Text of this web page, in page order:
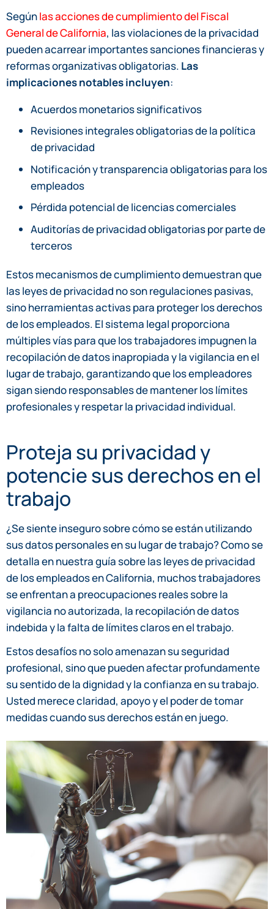
Segúnlas acciones de cumplimiento del Fiscal
General de California, las violaciones de la privacidad
pueden acarrear importantes sanciones financieras y
reformas organizativas obligatorias. Las
implicaciones notables incluyen:
Acuerdos monetarios significativos
Revisiones integrales obligatorias de la política
de privacidad
Notificación y transparencia obligatorias para los
empleados
Pérdida potencial de licencias comerciales
Auditorías de privacidad obligatorias por parte de
terceros
Estos mecanismos de cumplimiento demuestran que
las leyes de privacidad no son regulaciones pasivas,
sino herramientas activas para proteger los derechos
de los empleados. El sistema legal proporciona
múltiples vías para que los trabajadores impugnen la
recopilación de datos inapropiada y la vigilancia en el
lugar de trabajo, garantizando que los empleadores
sigan siendo responsables de mantener los límites
profesionales y respetar la privacidad individual.
Proteja su privacidad y
potencie sus derechos en el
trabajo
¿Se siente inseguro sobre cómo se están utilizando
sus datos personales en su lugar de trabajo? Como se
detalla en nuestra guía sobre las leyes de privacidad
de los empleados en California, muchos trabajadores
se enfrentan a preocupaciones reales sobre la
vigilancia no autorizada, la recopilación de datos
indebida y la falta de límites claros en el trabajo.
Estos desafíos no solo amenazan su seguridad
profesional, sino que pueden afectar profundamente
su sentido de la dignidad y la confianza en su trabajo.
Usted merece claridad, apoyo y el poder de tomar
medidas cuando sus derechos están en juego.